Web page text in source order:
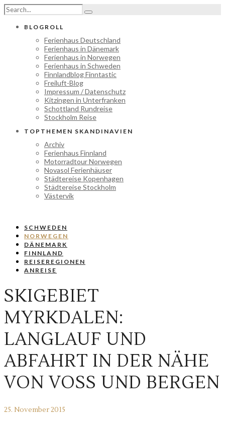
BLOGROLL
Ferienhaus Deutschland
Ferienhaus in Dänemark
Ferienhaus in Norwegen
Ferienhaus in Schweden
Finnlandblog Finntastic
Freiluft-Blog
Impressum / Datenschutz
Kitzingen in Unterfranken
Schottland Rundreise
Stockholm Reise
TOPTHEMEN SKANDINAVIEN
Archiv
Ferienhaus Finnland
Motorradtour Norwegen
Novasol Ferienhäuser
Städtereise Kopenhagen
Städtereise Stockholm
Västervik
SCHWEDEN
NORWEGEN
DÄNEMARK
FINNLAND
REISEREGIONEN
ANREISE
SKIGEBIET
MYRKDALEN:
LANGLAUF UND
ABFAHRT IN DER NÄHE
VON VOSS UND BERGEN
25. November 2015